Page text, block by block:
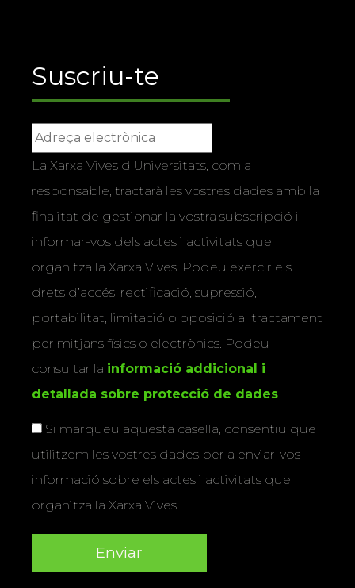
Suscriu-te
La Xarxa Vives d’Universitats, com a
responsable, tractarà les vostres dades amb la
finalitat de gestionar la vostra subscripció i
informar-vos dels actes i activitats que
organitza la Xarxa Vives. Podeu exercir els
drets d’accés, rectificació, supressió,
portabilitat, limitació o oposició al tractament
per mitjans físics o electrònics. Podeu
consultar la informació addicional i
detallada sobre protecció de dades
Si marqueu aquesta casella, consentiu que
utilitzem les vostres dades per a enviar-vos
informació sobre els actes i activitats que
organitza la Xarxa Vives.